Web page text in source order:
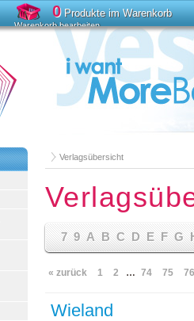
Verlagsübersicht
7 9 A B C D E F G
« zurück 1 2 … 74 75 76
Wieland
0Produkte im Warenkorb
Warenkorb bearbeiten